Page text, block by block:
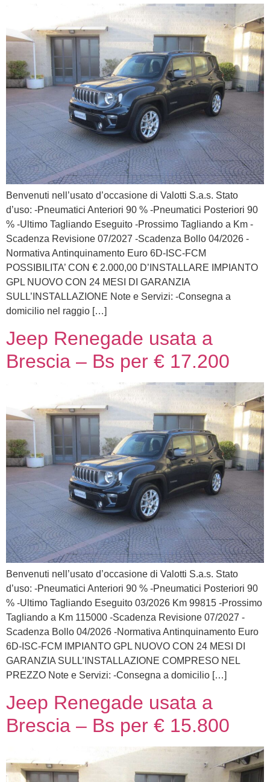
Benvenuti nell’usato d’occasione di Valotti S.a.s. Stato
d’uso: -Pneumatici Anteriori 90 % -Pneumatici Posteriori 90
% -Ultimo Tagliando Eseguito -Prossimo Tagliando a Km -
Scadenza Revisione 07/2027 -Scadenza Bollo 04/2026 -
Normativa Antinquinamento Euro 6D-ISC-FCM
POSSIBILITA’ CON € 2.000,00 D’INSTALLARE IMPIANTO
GPL NUOVO CON 24 MESI DI GARANZIA
SULL’INSTALLAZIONE Note e Servizi: -Consegna a
domicilio nel raggio […]
Jeep Renegade usata a
Brescia – Bs per € 17.200
Benvenuti nell’usato d’occasione di Valotti S.a.s. Stato
d’uso: -Pneumatici Anteriori 90 % -Pneumatici Posteriori 90
% -Ultimo Tagliando Eseguito 03/2026 Km 99815 -Prossimo
Tagliando a Km 115000 -Scadenza Revisione 07/2027 -
Scadenza Bollo 04/2026 -Normativa Antinquinamento Euro
6D-ISC-FCM IMPIANTO GPL NUOVO CON 24 MESI DI
GARANZIA SULL’INSTALLAZIONE COMPRESO NEL
PREZZO Note e Servizi: -Consegna a domicilio […]
Jeep Renegade usata a
Brescia – Bs per € 15.800